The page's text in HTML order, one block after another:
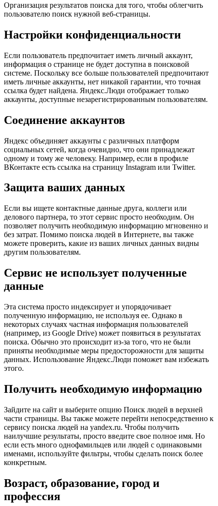
Организация результатов поиска для того, чтобы облегчить
пользователю поиск нужной веб-страницы.
Настройки конфиденциальности
Если пользователь предпочитает иметь личный аккаунт,
информация о странице не будет доступна в поисковой
системе. Поскольку все больше пользователей предпочитают
иметь личные аккаунты, нет никакой гарантии, что точная
ссылка будет найдена. Яндекс.Люди отображает только
аккаунты, доступные незарегистрированным пользователям.
Соединение аккаунтов
Яндекс объединяет аккаунты с различных платформ
социальных сетей, когда очевидно, что они принадлежат
одному и тому же человеку. Например, если в профиле
ВКонтакте есть ссылка на страницу Instagram или Twitter.
Защита ваших данных
Если вы ищете контактные данные друга, коллеги или
делового партнера, то этот сервис просто необходим. Он
позволяет получить необходимую информацию мгновенно и
без затрат. Помимо поиска людей в Интернете, вы также
можете проверить, какие из ваших личных данных видны
другим пользователям.
Сервис не использует полученные
данные
Эта система просто индексирует и упорядочивает
полученную информацию, не используя ее. Однако в
некоторых случаях частная информация пользователей
(например, из Google Drive) может появиться в результатах
поиска. Обычно это происходит из-за того, что не были
приняты необходимые меры предосторожности для защиты
данных. Использование Яндекс.Люди поможет вам избежать
этого.
Получить необходимую информацию
Зайдите на сайт и выберите опцию Поиск людей в верхней
части страницы. Вы также можете перейти непосредственно к
сервису поиска людей на yandex.ru. Чтобы получить
наилучшие результаты, просто введите свое полное имя. Но
если есть много однофамильцев или людей с одинаковыми
именами, используйте фильтры, чтобы сделать поиск более
конкретным.
Возраст, образование, город и
профессия